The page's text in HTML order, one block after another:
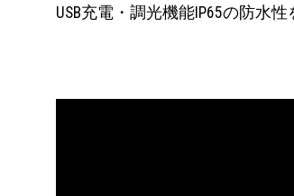
USB充電・調光機能IP65の防水性